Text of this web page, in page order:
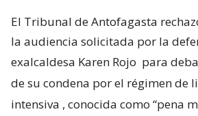
El Tribunal de Antofagasta
la audiencia solicitada por la
exalcaldesa Karen Rojo para
de su condena por el régimen de
intensiva , conocida como “pena